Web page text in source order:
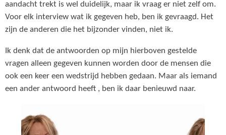
aandacht trekt is wel duidelijk, maar ik vraag er niet zelf om.
Voor elk interview wat ik gegeven heb, ben ik gevraagd. Het
zijn de anderen die het bijzonder vinden, niet ik.
Ik denk dat de antwoorden op mijn hierboven gestelde
vragen alleen gegeven kunnen worden door de mensen die
ook een keer een wedstrijd hebben gedaan. Maar als iemand
een ander antwoord heeft , ben ik daar benieuwd naar.